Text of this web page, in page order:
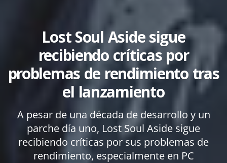
Lost Soul Aside sigue
recibiendo críticas por
problemas de rendimiento tras
el lanzamiento
A pesar de una década de desarrollo y un
parche día uno, Lost Soul Aside sigue
recibiendo críticas por sus problemas de
rendimiento, especialmente en PC